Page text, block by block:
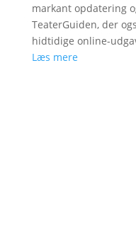
markant opdatering
TeaterGuiden, der
hidtidige online-
Læs mere